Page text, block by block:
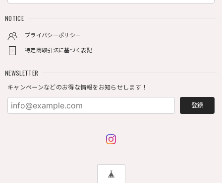
NOTICE
プライバシーポリシー
特定商取引法に基づく表記
NEWSLETTER
キャンペーンなどのお得な情報をお知らせします！
登録